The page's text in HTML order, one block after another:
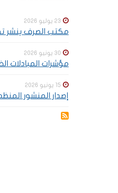
23 يوليو 2026
مكتب الصرف ينشر تقرير
30 يونيو 2026
مؤشرات المبادلات
15 يونيو 2026
إصدار المنشور